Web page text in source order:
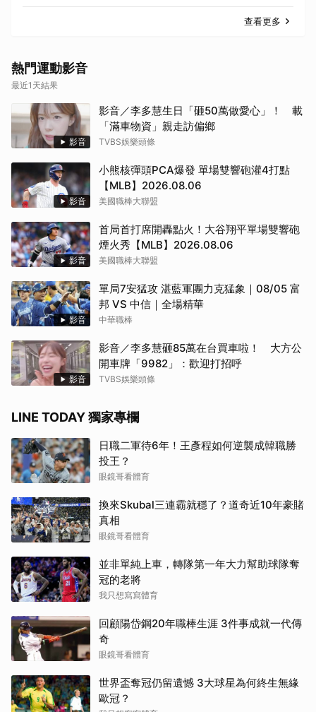
查看更多
熱門運動影音
最近1天結果
影音
影音／李多慧生日「砸50萬做愛心」！ 載
「滿車物資」親走訪偏鄉
TVBS娛樂頭條
影音
小熊核彈頭PCA爆發 單場雙響砲灌4打點
【MLB】2026.08.06
美國職棒大聯盟
影音
首局首打席開轟點火！大谷翔平單場雙響砲
煙火秀【MLB】2026.08.06
美國職棒大聯盟
影音
單局7安猛攻 湛藍軍團力克猛象｜08/05 富
邦 VS 中信｜全場精華
中華職棒
影音
影音／李多慧砸85萬在台買車啦！ 大方公
開車牌「9982」：歡迎打招呼
TVBS娛樂頭條
LINE TODAY 獨家專欄
日職二軍待6年！王彥程如何逆襲成韓職勝
投王？
眼鏡哥看體育
換來Skubal三連霸就穩了？道奇近10年豪賭
真相
眼鏡哥看體育
並非單純上車，轉隊第一年大力幫助球隊奪
冠的老將
我只想寫寫體育
回顧陽岱鋼20年職棒生涯 3件事成就一代傳
奇
眼鏡哥看體育
世界盃奪冠仍留遺憾 3大球星為何終生無緣
歐冠？